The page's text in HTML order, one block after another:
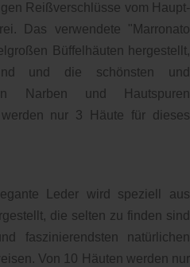
Reißverschlüsse vom Haupt-
Das verwendete "Marronato
Büffelhäuten hergestellt,
und die schönsten und
Narben und Hautspuren
nur 3 Häute für dieses
Leder wird speziell aus
die selten zu finden sind
faszinierendsten natürlichen
Von 10 Häuten werden nur